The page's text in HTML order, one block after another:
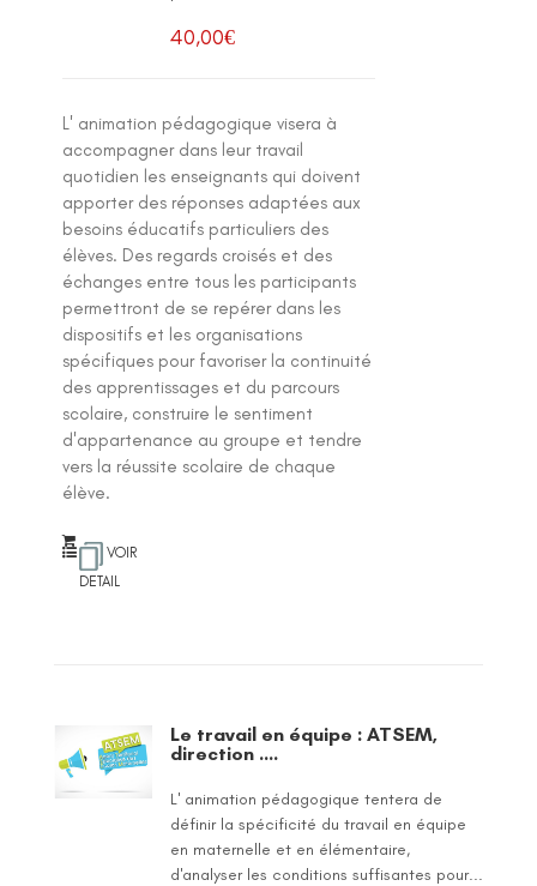
40,00€
L' animation pédagogique visera à
accompagner dans leur travail
quotidien les enseignants qui doivent
apporter des réponses adaptées aux
besoins éducatifs particuliers des
élèves. Des regards croisés et des
échanges entre tous les participants
permettront de se repérer dans les
dispositifs et les organisations
spécifiques pour favoriser la continuité
des apprentissages et du parcours
scolaire, construire le sentiment
d'appartenance au groupe et tendre
vers la réussite scolaire de chaque
élève.
VOIR
DETAIL
Le travail en équipe : ATSEM,
direction ….
L' animation pédagogique tentera de
définir la spécificité du travail en équipe
en maternelle et en élémentaire,
d'analyser les conditions suffisantes pour...